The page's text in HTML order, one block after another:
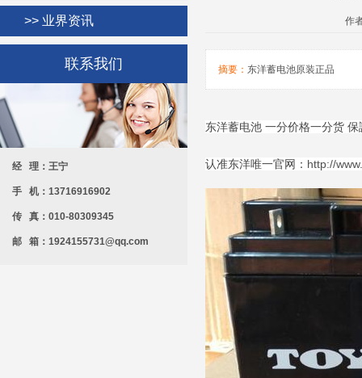
联系我们
经 理：王宁
手 机：13716916902
传 真：010-80309345
邮 箱：1924155731@qq.com
>> 业界资讯 作
摘要： 东洋蓄电池原装正品
东洋蓄电池 一分价格一分货
认准东洋唯一官网： http://